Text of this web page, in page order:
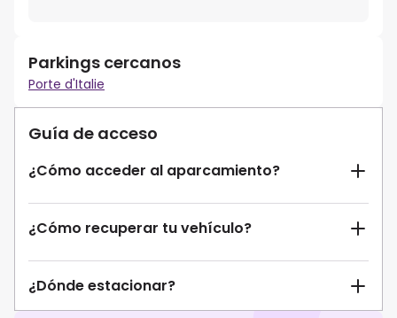
Parkings cercanos
Porte d'Italie
Guía de acceso
¿Cómo acceder al aparcamiento?
¿Cómo recuperar tu vehículo?
¿Dónde estacionar?